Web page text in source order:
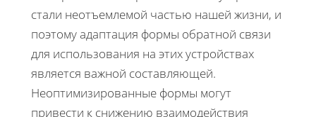
стали неотъемлемой частью нашей жизни, и
поэтому адаптация формы обратной связи
для использования на этих устройствах
является важной составляющей.
Неоптимизированные формы могут
привести к снижению взаимодействия